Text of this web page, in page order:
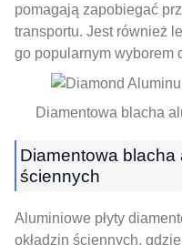
pomagają zapobiegać
transportu. Jest również
go popularnym wyborem
Diamentowa blacha
Diamentowa blacha
ściennych
Aluminiowe płyty
okładzin ściennych,